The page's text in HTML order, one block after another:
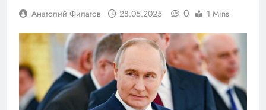
Анатолий Филатов 28.05.2025 0 1 Mins